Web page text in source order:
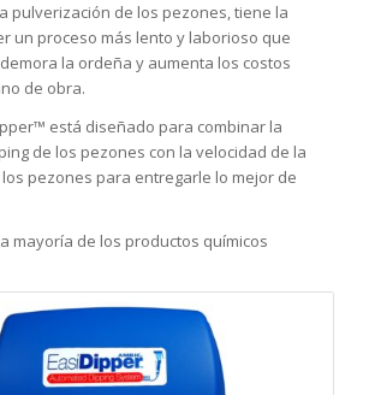
pulverización de los pezones, tiene la
un proceso más lento y laborioso que
la ordeña y aumenta los costos
de obra.
está diseñado para combinar la
de los pezones con la velocidad de la
pezones para entregarle lo mejor de
mayoría de los productos químicos